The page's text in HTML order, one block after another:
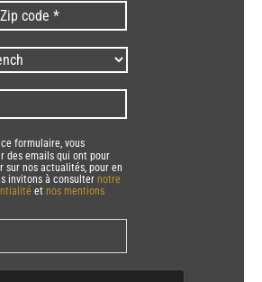
formulaire, vous
des emails qui ont pour
sur nos actualités, pour en
invitons à consulternotre
etnos mentions